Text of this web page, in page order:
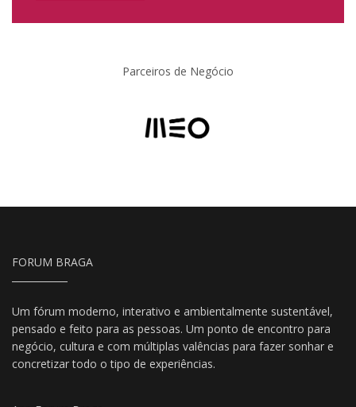
Parceiros de Negócio
FORUM BRAGA
Um fórum moderno, interativo e ambientalmente sustentável,
pensado e feito para as pessoas. Um ponto de encontro para
negócio, cultura e com múltiplas valências para fazer sonhar e
concretizar todo o tipo de experiências.